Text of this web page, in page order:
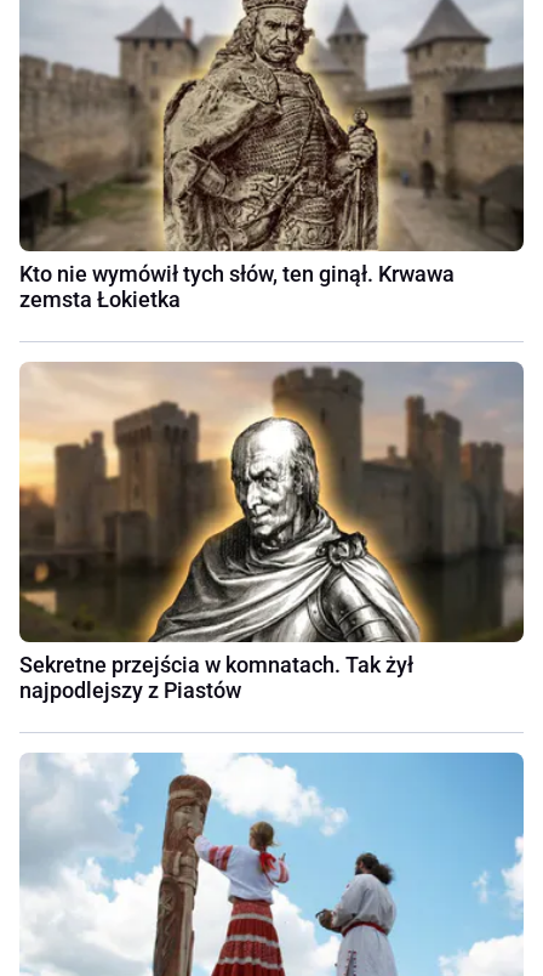
Kto nie wymówił tych słów, ten ginął. Krwawa
zemsta Łokietka
Sekretne przejścia w komnatach. Tak żył
najpodlejszy z Piastów